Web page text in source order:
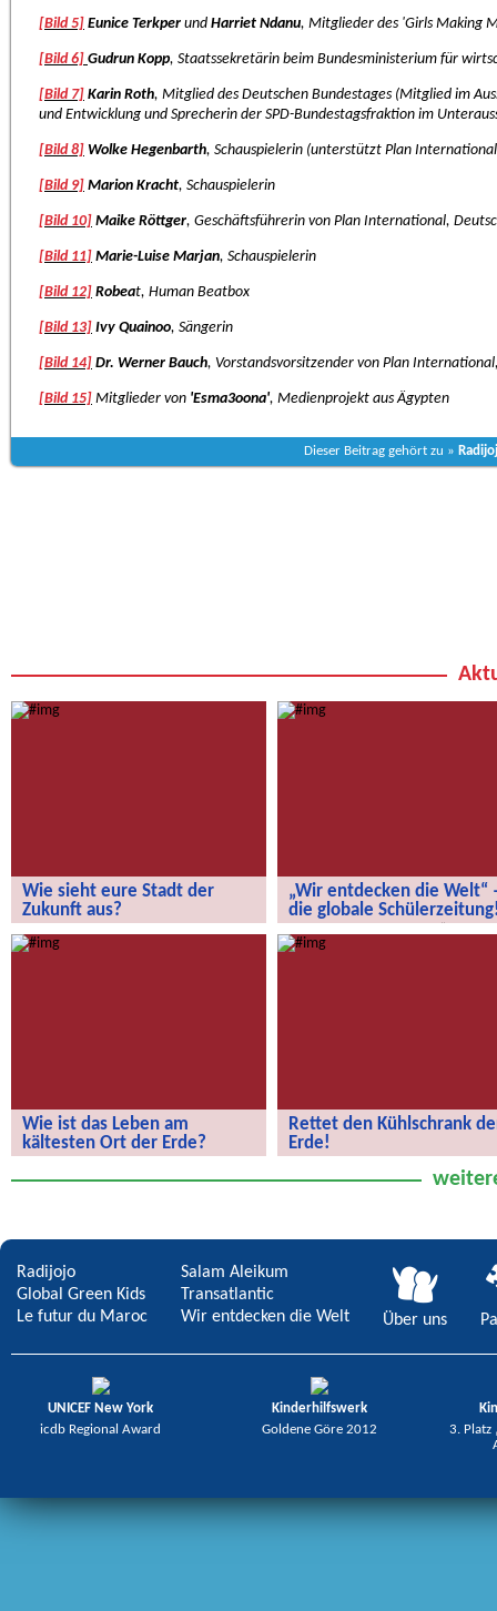
[Bild 5] Eunice Terkper und Harriet Ndanu, Mitglieder des 'Girls Making
[Bild 6] Gudrun Kopp, Staatssekretärin beim Bundesministerium für
[Bild 7] Karin Roth, Mitglied des Deutschen Bundestages (Mitglied im
und Entwicklung und Sprecherin der SPD-Bundestagsfraktion im
[Bild 8] Wolke Hegenbarth, Schauspielerin (unterstützt Plan
[Bild 9] Marion Kracht, Schauspielerin
[Bild 10] Maike Röttger, Geschäftsführerin von Plan International,
[Bild 11] Marie-Luise Marjan, Schauspielerin
[Bild 12] Robeat, Human Beatbox
[Bild 13] Ivy Quainoo, Sängerin
[Bild 14] Dr. Werner Bauch, Vorstandsvorsitzender von Plan
[Bild 15] Mitglieder von 'Esma3oona', Medienprojekt aus Ägypten
Dieser Beitrag gehört zu »
Wie sieht eure Stadt der
Zukunft aus?
„Wir entdecken die Welt“
die globale
globale Schülerzeitung!
Wie ist das Leben am
kältesten Ort der Erde?
der Erde?
Rettet den Kühlschrank
Erde!
Radijojo
Global Green Kids
Le futur du Maroc
Salam Aleikum
Transatlantic
Wir entdecken die Welt
Über uns
UNICEF New York
icdb Regional Award
Kinderhilfswerk
Goldene Göre 2012
3. Platz